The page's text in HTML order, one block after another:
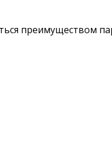
преимуществом